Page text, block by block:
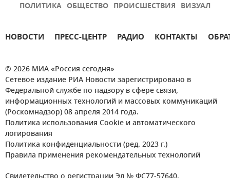
ПОЛИТИКА ОБЩЕСТВО ПРОИСШЕСТВИЯ ВИЗУАЛ
НОВОСТИ ПРЕСС-ЦЕНТР РАДИО КОНТАКТЫ
© 2026 МИА «Россия сегодня»
Сетевое издание РИА Новости зарегистрировано в
Федеральной службе по надзору в сфере связи,
информационных технологий и массовых коммуникаций
(Роскомнадзор) 08 апреля 2014 года.
Политика использования Cookie и автоматического
логирования
Политика конфиденциальности (ред. 2023 г.)
Правила применения рекомендательных технологий